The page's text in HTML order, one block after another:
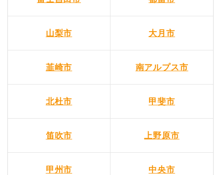
山梨市 大月市
韮崎市 南アルプス市
北杜市 甲斐市
笛吹市 上野原市
甲州市 中央市